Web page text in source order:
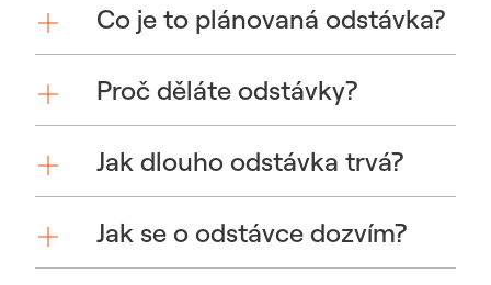
Co je to plánovaná odstávka?
Proč děláte odstávky?
Jak dlouho odstávka trvá?
Jak se o odstávce dozvím?